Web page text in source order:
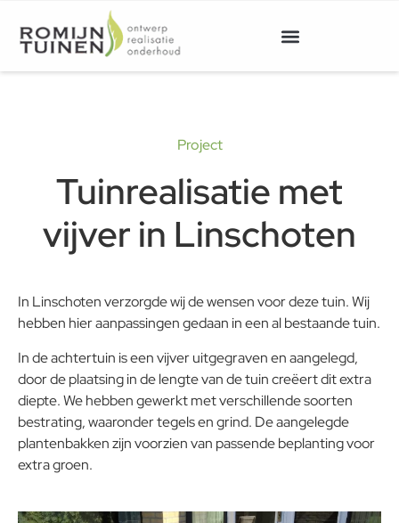
Project
Tuinrealisatie met
vijver in Linschoten
In Linschoten verzorgde wij de wensen voor deze tuin. Wij
hebben hier aanpassingen gedaan in een al bestaande tuin.
In de achtertuin is een vijver uitgegraven en aangelegd,
door de plaatsing in de lengte van de tuin creëert dit extra
diepte. We hebben gewerkt met verschillende soorten
bestrating, waaronder tegels en grind. De aangelegde
plantenbakken zijn voorzien van passende beplanting voor
extra groen.